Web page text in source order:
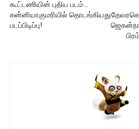
கூட்டணியின் புதிய படம்…
கன்னியாகுமரியில் தொடங்கியது
படப்பிடிப்பு!